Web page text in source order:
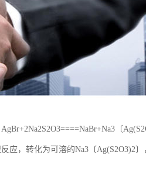
〔
应，转化为可溶的Na3〔Ag(S2O3)2